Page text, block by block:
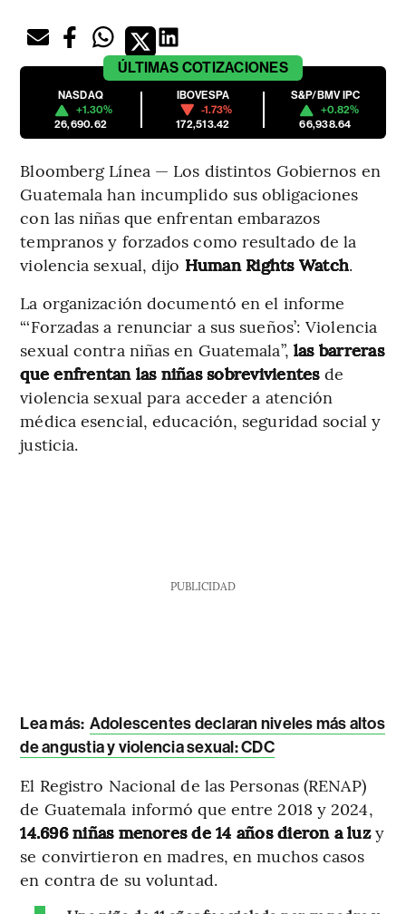
ÚLTIMAS COTIZACIONES
NASDAQ
+1.30%
26,690.62
IBOVESPA
-1.73%
172,513.42
S&P/BMV IPC
+0.82%
66,938.64
Bloomberg Línea — Los distintos Gobiernos en
Guatemala han incumplido sus obligaciones
con las niñas que enfrentan embarazos
tempranos y forzados como resultado de la
violencia sexual, dijo Human Rights Watch.
La organización documentó en el informe
“‘Forzadas a renunciar a sus sueños’: Violencia
sexual contra niñas en Guatemala”, las barreras
que enfrentan las niñas sobrevivientesde
violencia sexual para acceder a atención
médica esencial, educación, seguridad social y
justicia.
PUBLICIDAD
Lea más: Adolescentes declaran niveles más altos
de angustia y violencia sexual: CDC
El Registro Nacional de las Personas (RENAP)
de Guatemala informó que entre 2018 y 2024,
14.696 niñas menores de 14 años dieron a luzy
se convirtieron en madres, en muchos casos
en contra de su voluntad.